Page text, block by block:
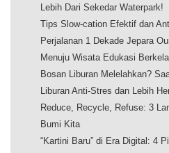
Lebih Dari Sekedar Waterpark!
Tips Slow-cation Efektif dan
Perjalanan 1 Dekade Jepara
Menuju Wisata Edukasi
Bosan Liburan Melelahkan?
Liburan Anti-Stres dan Lebih
Reduce, Recycle, Refuse: 3
Bumi Kita
“Kartini Baru” di Era Digital: 4